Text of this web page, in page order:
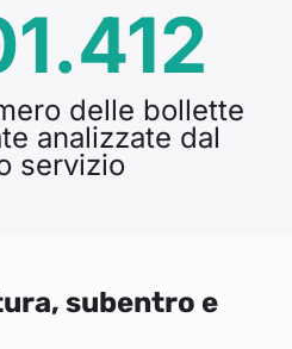
delle bollette
analizzate dal
servizio
subentro e